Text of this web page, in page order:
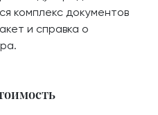
комплекс документов
и справка о